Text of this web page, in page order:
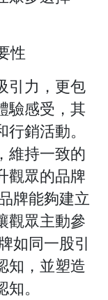
性
引力，更包
驗感受，其
銷活動。
維持一致的
觀眾的品牌
牌能夠建立
觀眾主動參
如同一股引
知，並塑造
。